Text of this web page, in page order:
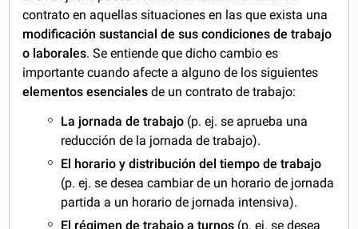
contrato en aquellas situaciones en las que exista una
modificación sustancial de sus condiciones de trabajo
o laborales. Se entiende que dicho cambio es
importante cuando afecte a alguno de los siguientes
elementos esencialesde un contrato de trabajo:
La jornada de trabajo (p. ej. se aprueba una
reducción de la jornada de trabajo).
El horario y distribución del tiempo de trabajo
(p. ej. se desea cambiar de un horario de jornada
partida a un horario de jornada intensiva).
El régimen de trabajo a turnos (p. ej. se desea